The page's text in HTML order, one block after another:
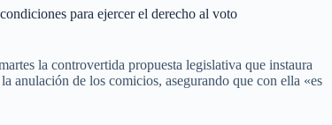
para ejercer el derecho al voto
la controvertida propuesta legislativa que instaura
anulación de los comicios, asegurando que con ella «es